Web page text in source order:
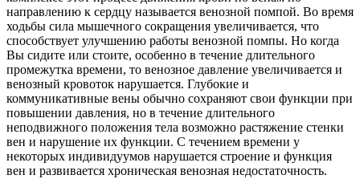
направлению к сердцу называется венозной помпой. Во время
ходьбы сила мышечного сокращения увеличивается, что
способствует улучшению работы венозной помпы. Но когда
Вы сидите или стоите, особенно в течение длительного
промежутка времени, то венозное давление увеличивается и
венозный кровоток нарушается. Глубокие и
коммуникативные вены обычно сохраняют свои функции при
повышении давления, но в течение длительного
неподвижного положения тела возможно растяжение стенки
вен и нарушение их функции. С течением времени у
некоторых индивидуумов нарушается строение и функция
вен и развивается хроническая венозная недостаточность.